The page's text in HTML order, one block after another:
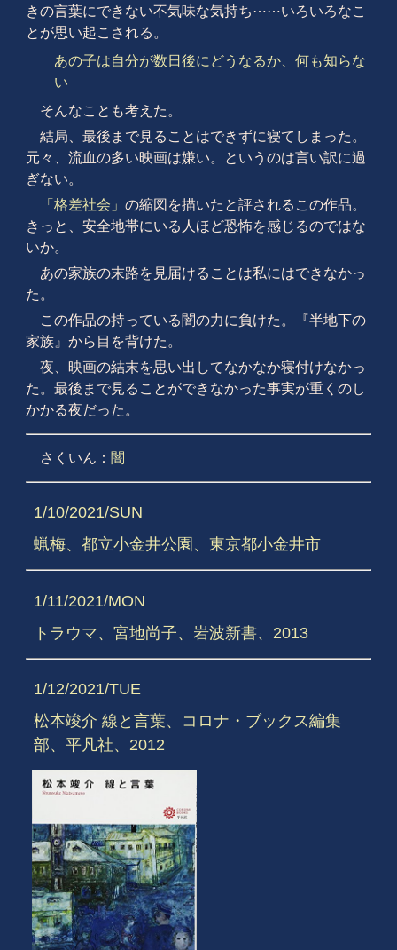
きの言葉にできない不気味な気持ち⋯⋯いろいろなこ
とが思い起こされる。
あの子は自分が数日後にどうなるか、何も知らな
い
そんなことも考えた。
結局、最後まで見ることはできずに寝てしまった。
元々、流血の多い映画は嫌い。というのは言い訳に過
ぎない。
「格差社会」 の縮図を描いたと評されるこの作品。
きっと、安全地帯にいる人ほど恐怖を感じるのではな
いか。
あの家族の末路を見届けることは私にはできなかっ
た。
この作品の持っている闇の力に負けた。『半地下の
家族』から目を背けた。
夜、映画の結末を思い出してなかなか寝付けなかっ
た。最後まで見ることができなかった事実が重くのし
かかる夜だった。
さくいん： 闇
1/10/2021/SUN
蝋梅、都立小金井公園、東京都小金井市
1/11/2021/MON
トラウマ、宮地尚子、岩波新書、2013
1/12/2021/TUE
松本竣介 線と言葉、コロナ・ブックス編集
部、平凡社、2012